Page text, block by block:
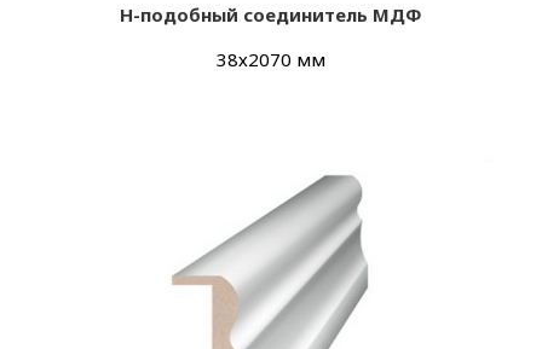
Н-подобный соединитель МДФ
38х2070 мм